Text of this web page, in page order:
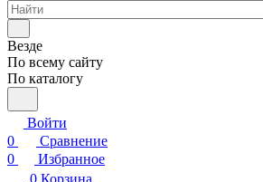
Везде
По всему сайту
По каталогу
Войти
0
Сравнение
0
Избранное
0 Корзина